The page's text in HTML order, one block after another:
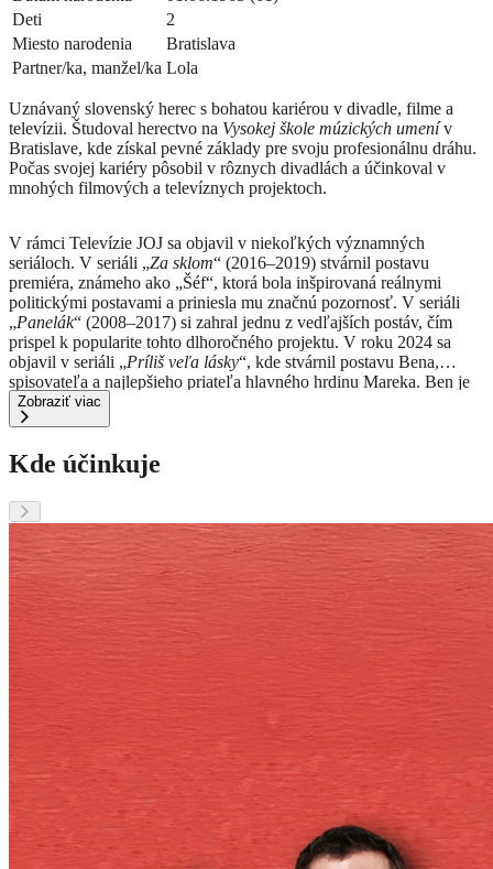
Deti
2
Miesto narodenia
Bratislava
Partner/ka, manžel/ka Lola
Uznávaný slovenský herec s bohatou kariérou v divadle, filme a
televízii. Študoval herectvo na Vysokej škole múzických umenív
Bratislave, kde získal pevné základy pre svoju profesionálnu dráhu.
Počas svojej kariéry pôsobil v rôznych divadlách a účinkoval v
mnohých filmových a televíznych projektoch.
V rámci Televízie JOJ sa objavil v niekoľkých významných
seriáloch. V seriáli „Za sklom“ (2016–2019) stvárnil postavu
premiéra, známeho ako „Šéf“, ktorá bola inšpirovaná reálnymi
politickými postavami a priniesla mu značnú pozornosť. V seriáli
„Panelák“ (2008–2017) si zahral jednu z vedľajších postáv, čím
prispel k popularite tohto dlhoročného projektu. V roku 2024 sa
objavil v seriáli „Príliš veľa lásky“, kde stvárnil postavu Bena,
spisovateľa a najlepšieho priateľa hlavného hrdinu Mareka. Ben je
smútiaci vdovec, ktorý pozná všetky Marekove tajomstvá a plánuje
napísať knihu o polyamórii a nevere, inšpirovanú zážitkami svojho
zdravotnými problémami, keďže mu bola diagnostikovaná rakovina
lymfy v terminálnom štádiu.
Zobraziť viac
Kde účinkuje